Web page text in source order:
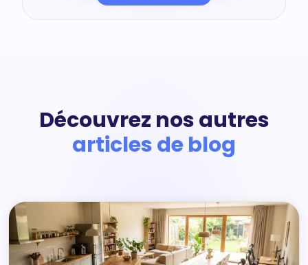
Découvrez nos autres
articles de blog